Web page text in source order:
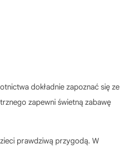
dokładnie zapoznać się ze
zapewni świetną zabawę
prawdziwą przygodą. W